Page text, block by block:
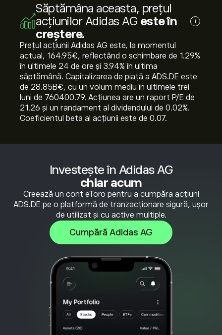
Investește în Adidas AG
chiar acum
Creează un cont eToro pentru a cumpăra acțiuni
ADS.DE pe o platformă de tranzacționare sigură, ușor
de utilizat și cu active multiple.
Cumpără Adidas AG
Săptămâna aceasta, prețul
acțiunilor Adidas AG este în
creștere.
i
Prețul acțiunii Adidas AG este, la momentul
actual, 164.95‎€‎, reflectând o schimbare de ‎1.29‎%
în ultimele 24 de ore și ‎3.94‎% în ultima
săptămână. Capitalizarea de piață a ADS.DE este
de 28.85B‎€‎, cu un volum mediu în ultimele trei
luni de 760400.79. Acțiunea are un raport P/E de
21.26 și un randament al dividendului de 0.02%.
Coeficientul beta al acțiunii este de 0.07.